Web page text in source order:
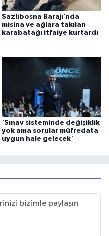
Sazlıbosna Barajı’nda
misina ve ağlara takılan
karabatağı itfaiye kurtardı
'Sınav sisteminde değişiklik
yok ama sorular müfredata
uygun hale gelecek'